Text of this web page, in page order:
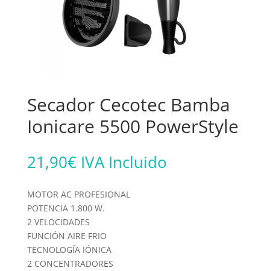
Secador Cecotec Bamba
Ionicare 5500 PowerStyle
21,90€ IVA Incluido
MOTOR AC PROFESIONAL
POTENCIA 1.800 W.
2 VELOCIDADES
FUNCIÓN AIRE FRIO
TECNOLOGÍA IÓNICA
2 CONCENTRADORES